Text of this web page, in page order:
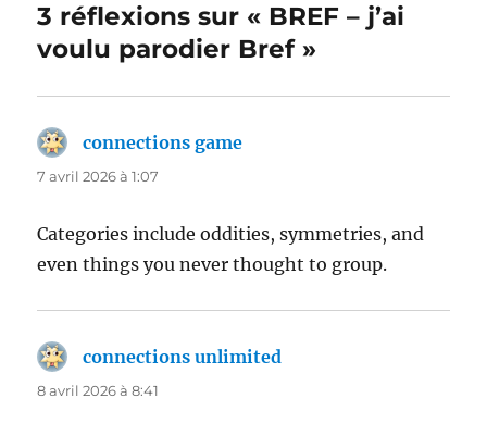
3 réflexions sur « BREF – j’ai
voulu parodier Bref »
connections game
7 avril 2026 à 1:07
Categories include oddities, symmetries, and
even things you never thought to group.
connections unlimited
8 avril 2026 à 8:41